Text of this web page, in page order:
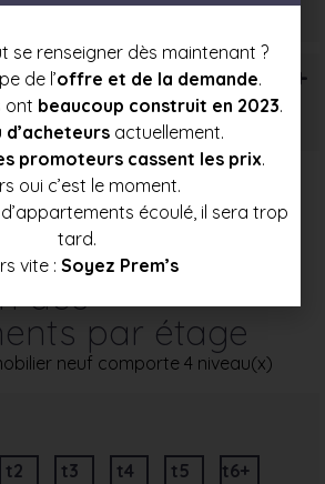
T6+
des
par étage
neuf comporte 4 niveau(x)
t2 t3
t4
t5 t6+
se renseigner dès maintenant ?
de l’offre et de la demande.
ont beaucoup construit en 2023.
d’acheteurs actuellement.
promoteurs cassent les prix.
oui c’est le moment.
écoulé, il sera trop
tard.
vite : Soyez Prem’s